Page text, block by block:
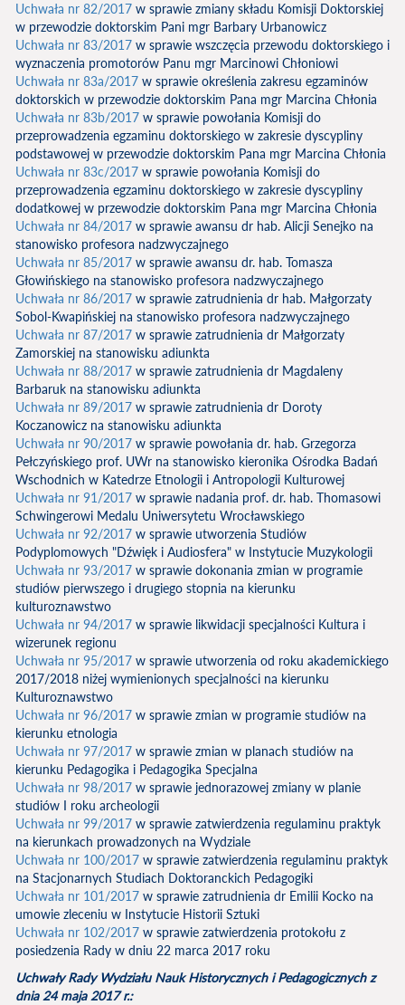
Uchwała nr 82/2017 w sprawie zmiany składu Komisji Doktorskiej
w przewodzie doktorskim Pani mgr Barbary Urbanowicz
Uchwała nr 83/2017 w sprawie wszczęcia przewodu doktorskiego i
wyznaczenia promotorów Panu mgr Marcinowi Chłoniowi
Uchwała nr 83a/2017 w sprawie określenia zakresu egzaminów
doktorskich w przewodzie doktorskim Pana mgr Marcina Chłonia
Uchwała nr 83b/2017 w sprawie powołania Komisji do
przeprowadzenia egzaminu doktorskiego w zakresie dyscypliny
podstawowej w przewodzie doktorskim Pana mgr Marcina Chłonia
Uchwała nr 83c/2017 w sprawie powołania Komisji do
przeprowadzenia egzaminu doktorskiego w zakresie dyscypliny
dodatkowej w przewodzie doktorskim Pana mgr Marcina Chłonia
Uchwała nr 84/2017 w sprawie awansu dr hab. Alicji Senejko na
stanowisko profesora nadzwyczajnego
Uchwała nr 85/2017 w sprawie awansu dr. hab. Tomasza
Głowińskiego na stanowisko profesora nadzwyczajnego
Uchwała nr 86/2017 w sprawie zatrudnienia dr hab. Małgorzaty
Sobol-Kwapińskiej na stanowisko profesora nadzwyczajnego
Uchwała nr 87/2017 w sprawie zatrudnienia dr Małgorzaty
Zamorskiej na stanowisku adiunkta
Uchwała nr 88/2017 w sprawie zatrudnienia dr Magdaleny
Barbaruk na stanowisku adiunkta
Uchwała nr 89/2017 w sprawie zatrudnienia dr Doroty
Koczanowicz na stanowisku adiunkta
Uchwała nr 90/2017 w sprawie powołania dr. hab. Grzegorza
Pełczyńskiego prof. UWr na stanowisko kieronika Ośrodka Badań
Wschodnich w Katedrze Etnologii i Antropologii Kulturowej
Uchwała nr 91/2017 w sprawie nadania prof. dr. hab. Thomasowi
Schwingerowi Medalu Uniwersytetu Wrocławskiego
Uchwała nr 92/2017 w sprawie utworzenia Studiów
Podyplomowych "Dźwięk i Audiosfera" w Instytucie Muzykologii
Uchwała nr 93/2017 w sprawie dokonania zmian w programie
studiów pierwszego i drugiego stopnia na kierunku
kulturoznawstwo
Uchwała nr 94/2017 w sprawie likwidacji specjalności Kultura i
wizerunek regionu
Uchwała nr 95/2017 w sprawie utworzenia od roku akademickiego
2017/2018 niżej wymienionych specjalności na kierunku
Kulturoznawstwo
Uchwała nr 96/2017 w sprawie zmian w programie studiów na
kierunku etnologia
Uchwała nr 97/2017 w sprawie zmian w planach studiów na
kierunku Pedagogika i Pedagogika Specjalna
Uchwała nr 98/2017 w sprawie jednorazowej zmiany w planie
studiów I roku archeologii
Uchwała nr 99/2017 w sprawie zatwierdzenia regulaminu praktyk
na kierunkach prowadzonych na Wydziale
Uchwała nr 100/2017 w sprawie zatwierdzenia regulaminu praktyk
na Stacjonarnych Studiach Doktoranckich Pedagogiki
Uchwała nr 101/2017 w sprawie zatrudnienia dr Emilii Kocko na
umowie zleceniu w Instytucie Historii Sztuki
Uchwała nr 102/2017 w sprawie zatwierdzenia protokołu z
posiedzenia Rady w dniu 22 marca 2017 roku
Uchwały Rady Wydziału Nauk Historycznych i Pedagogicznych z
dnia 24 maja 2017 r.: